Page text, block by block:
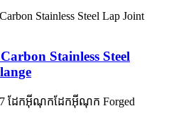
Stainless Steel